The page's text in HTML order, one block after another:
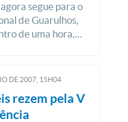
segue para o
de Guarulhos,
de uma hora,...
DE 2007, 15H04
rezem pela V